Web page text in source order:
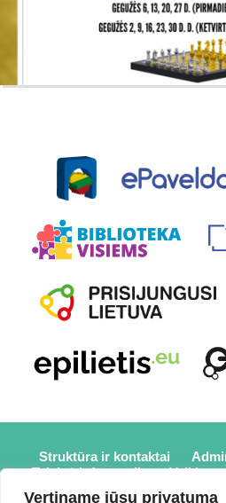
Vertiname jūsų privatumą
Struktūra ir kontaktai
Teisinė informacija
Veiklos
Karjera
Partneriai